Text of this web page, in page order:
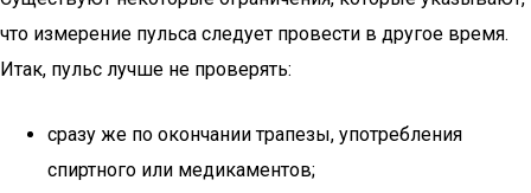
что измерение пульса следует провести в другое время.
Итак, пульс лучше не проверять:
сразу же по окончании трапезы, употребления
спиртного или медикаментов;